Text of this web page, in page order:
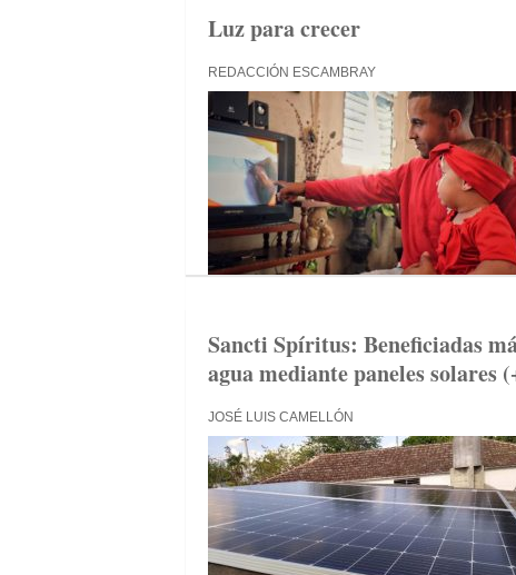
Luz para crecer
REDACCIÓN ESCAMBRAY
Sancti Spíritus: Beneficiadas
agua mediante paneles solares
JOSÉ LUIS CAMELLÓN